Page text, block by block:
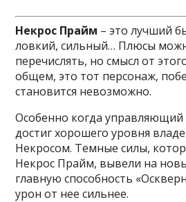
Некрос Прайм – это лучший
ловкий, сильный… Плюсы
перечислять, но смысл от
общем, это тот персонаж,
становится невозможно.
Особенно когда
достиг хорошего уровня
Некросом. Темные силы,
Некрос Прайм, вывели на
главную способность
урон от нее сильнее.